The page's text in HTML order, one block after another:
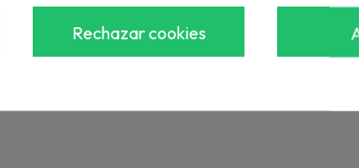
Accede para ver el precio
Rechazar cookies